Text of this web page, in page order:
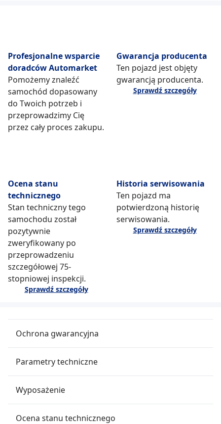
Profesjonalne wsparcie
doradców Automarket
Pomożemy znaleźć
samochód dopasowany
do Twoich potrzeb i
przeprowadzimy Cię
przez cały proces zakupu.
Gwarancja producenta
Ten pojazd jest objęty
gwarancją producenta.
Sprawdź szczegóły
Ocena stanu
technicznego
Stan techniczny tego
samochodu został
pozytywnie
zweryfikowany po
przeprowadzeniu
szczegółowej 75-
stopniowej inspekcji.
Sprawdź szczegóły
Historia serwisowania
Ten pojazd ma
potwierdzoną historię
serwisowania.
Sprawdź szczegóły
Ochrona gwarancyjna
Parametry techniczne
Wyposażenie
Ocena stanu technicznego